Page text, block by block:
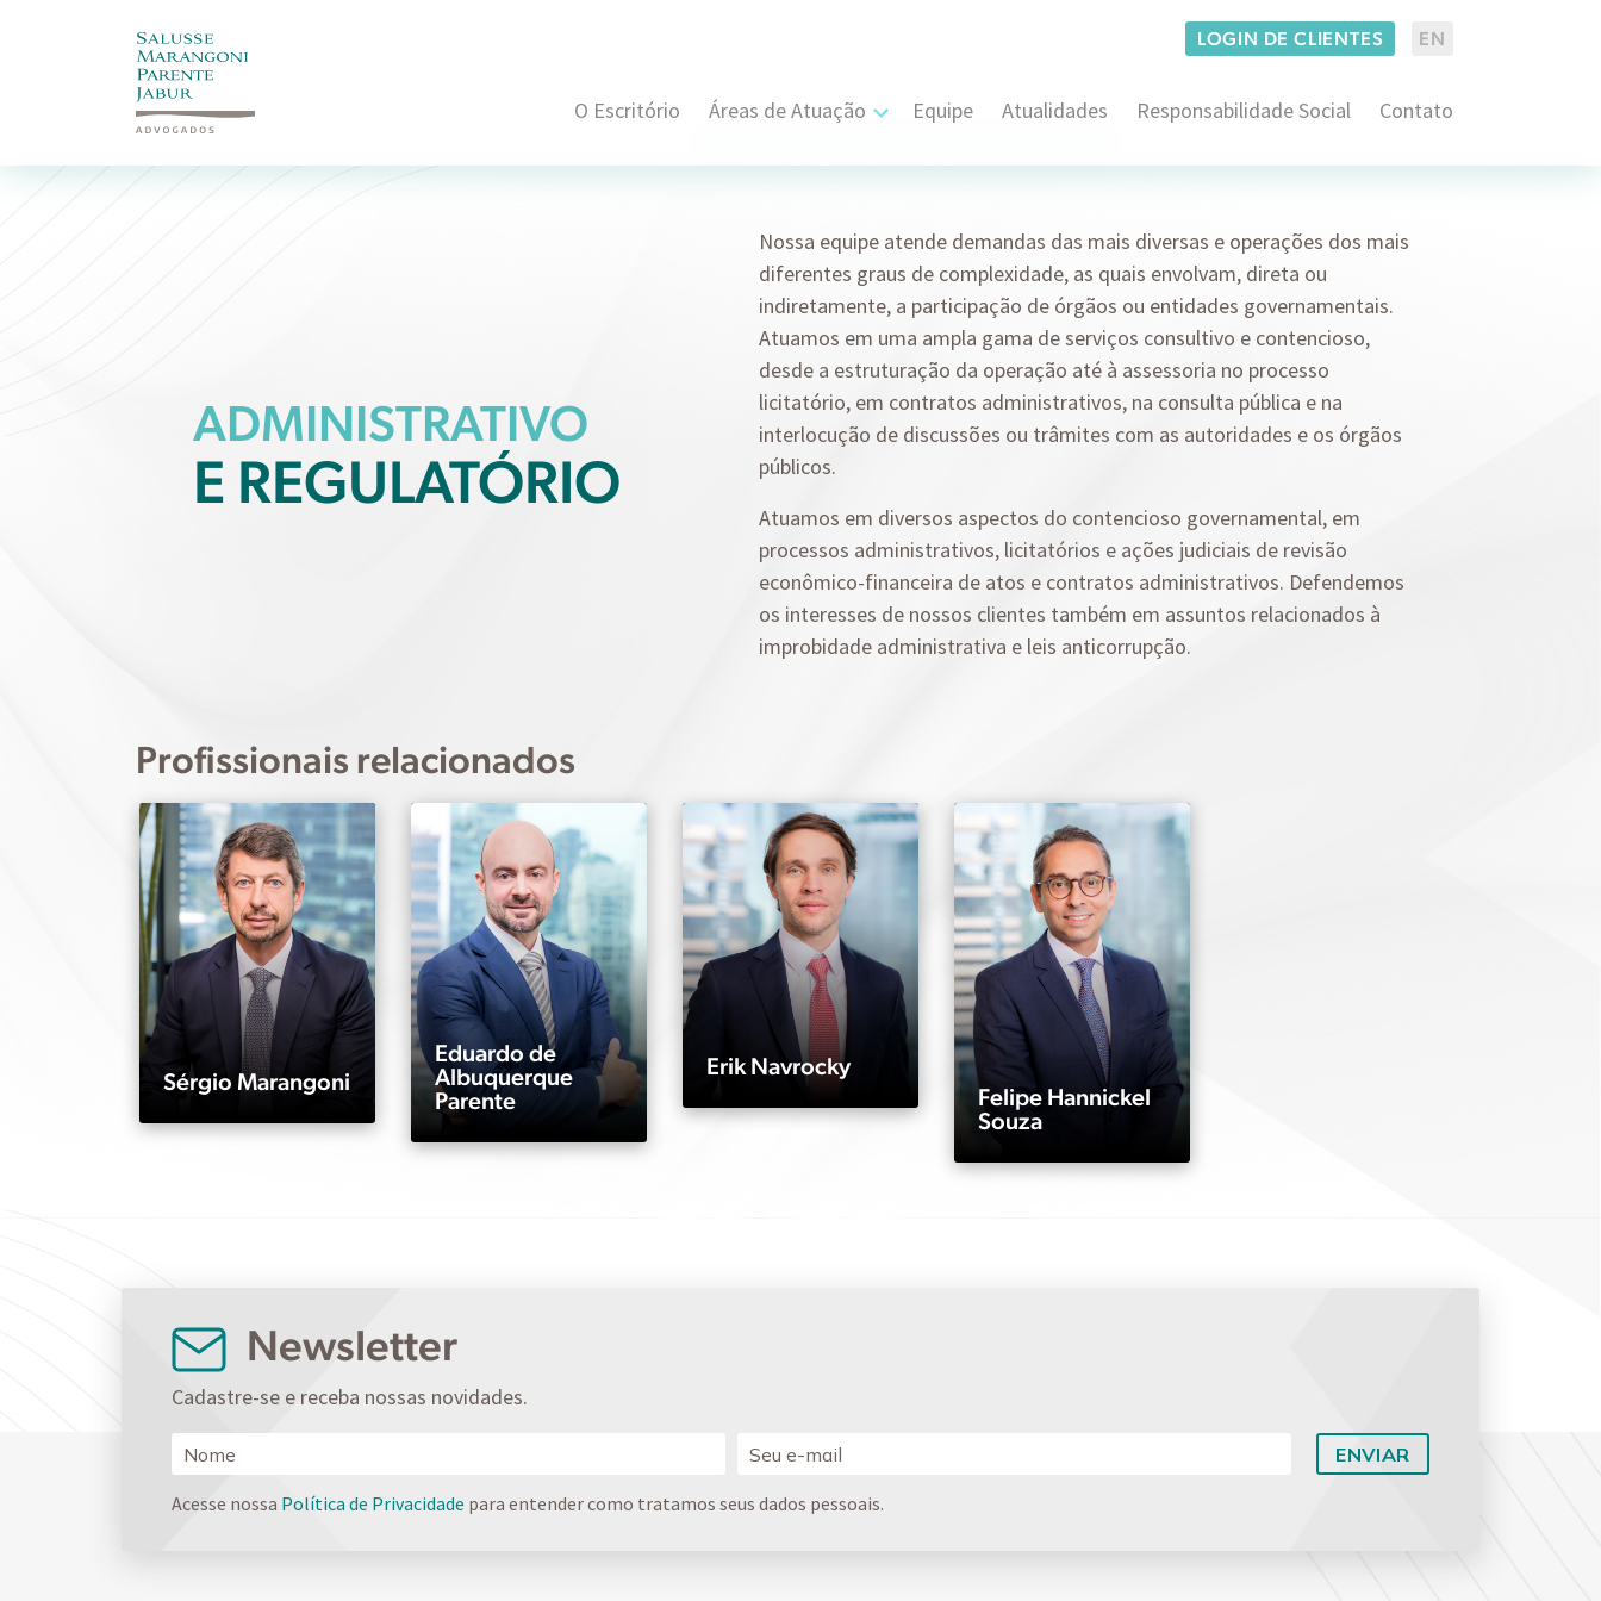
LOGIN DE CLIENTES EN
O Escritório Áreas de Atuação
Cível, Comercial e Consumidor Estratégico
Administrativo e Regulatório
Empresarial
Família
Securitário
Contratual
Propriedade Intelectual
Consultoria em Propriedade Intelectual
Contencioso em Propriedade Intelectual
Franquias
Proteção de Dados
Resolução de Disputas
Arbitragem e ADRs
Contencioso Cível
Pré-Contencioso Cível
Societário
Consultoria BACEN
Litígios Societários
Planejamento Patrimonial e Sucessório
Trabalhista e Sindical
Contencioso Judicial e Administrativo
Tributário
Direito Aduaneiro
Direito Previdenciário
Equipe Atualidades Responsabilidade Social Contato
ADMINISTRATIVO
E REGULATÓRIO
Nossa equipe atende demandas das mais diversas e operações dos mais
diferentes graus de complexidade, as quais envolvam, direta ou
indiretamente, a participação de órgãos ou entidades governamentais.
Atuamos em uma ampla gama de serviços consultivo e contencioso,
desde a estruturação da operação até à assessoria no processo
licitatório, em contratos administrativos, na consulta pública e na
interlocução de discussões ou trâmites com as autoridades e os órgãos
públicos.
Atuamos em diversos aspectos do contencioso governamental, em
processos administrativos, licitatórios e ações judiciais de revisão
econômico-financeira de atos e contratos administrativos. Defendemos
os interesses de nossos clientes também em assuntos relacionados à
improbidade administrativa e leis anticorrupção.
Profissionais relacionados
Sérgio Marangoni
Eduardo de
Albuquerque
Parente
Erik Navrocky
Felipe Hannickel
Souza
Newsletter
Cadastre-se e receba nossas novidades.
Acesse nossa Política de Privacidade para entender como tratamos seus dados pessoais.